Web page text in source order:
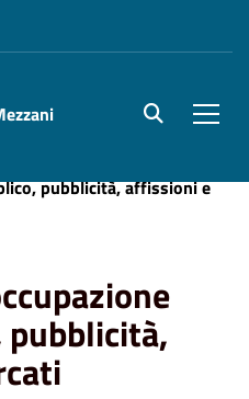
site.searc
pubblicità, affissioni e